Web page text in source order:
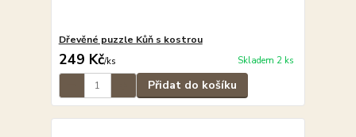
Dřevěné puzzle Kůň s kostrou
249 Kč/ks Skladem 2 ks
Přidat do košíku